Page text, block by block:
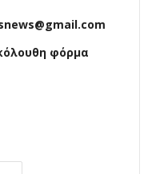
φόρμα